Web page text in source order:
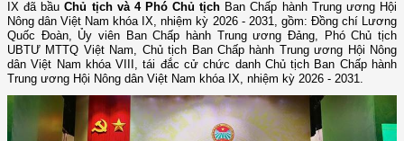
IX đã bầuChủ tịch và 4 Phó Chủ tịch Ban Chấp hành Trung ương Hội
Nông dân Việt Nam khóa IX, nhiệm kỳ 2026 - 2031, gồm: Đồng chí Lương
Quốc Đoàn, Ủy viên Ban Chấp hành Trung ương Đảng, Phó Chủ tịch
UBTƯ MTTQ Việt Nam, Chủ tịch Ban Chấp hành Trung ương Hội Nông
dân Việt Nam khóa VIII, tái đắc cử chức danh Chủ tịch Ban Chấp hành
Trung ương Hội Nông dân Việt Nam khóa IX, nhiệm kỳ 2026 - 2031.